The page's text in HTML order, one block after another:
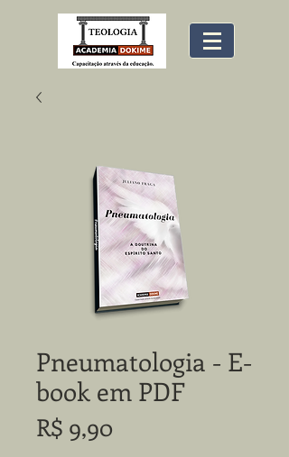
Pneumatologia - E-
book em PDF
R$ 9,90